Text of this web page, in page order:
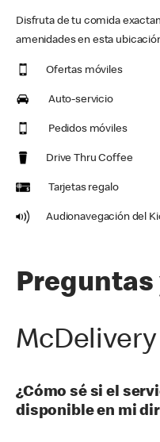
Disfruta de tu comida
amenidades en esta
Ofertas móviles
Auto-servicio
Pedidos móviles
Drive Thru Coffee
Tarjetas regalo
Audionavegación del
McDelivery
¿Cómo sé si el
disponible en mi